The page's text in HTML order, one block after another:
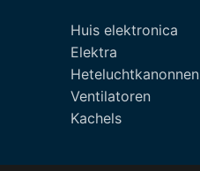
Huis elektronica
Elektra
Heteluchtkanonnen
Ventilatoren
Kachels